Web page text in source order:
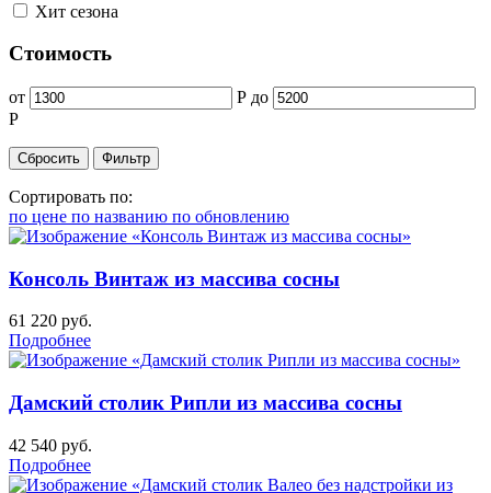
Хит сезона
Стоимость
от Р до
Р
Сортировать по:
по цене по названию по обновлению
Консоль Винтаж из массива сосны
61 220 руб.
Подробнее
Дамский столик Рипли из массива сосны
42 540 руб.
Подробнее